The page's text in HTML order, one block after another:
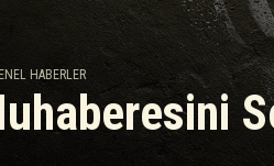
Güncellemeler
Tankopedi
Başarılar
Adil Oyun Politikası
Wargaming.net Game
HABERLER